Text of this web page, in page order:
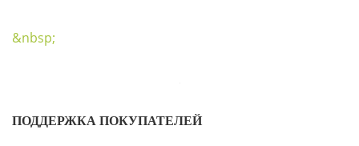
&nbsp;
ПОДДЕРЖКА ПОКУПАТЕЛЕЙ